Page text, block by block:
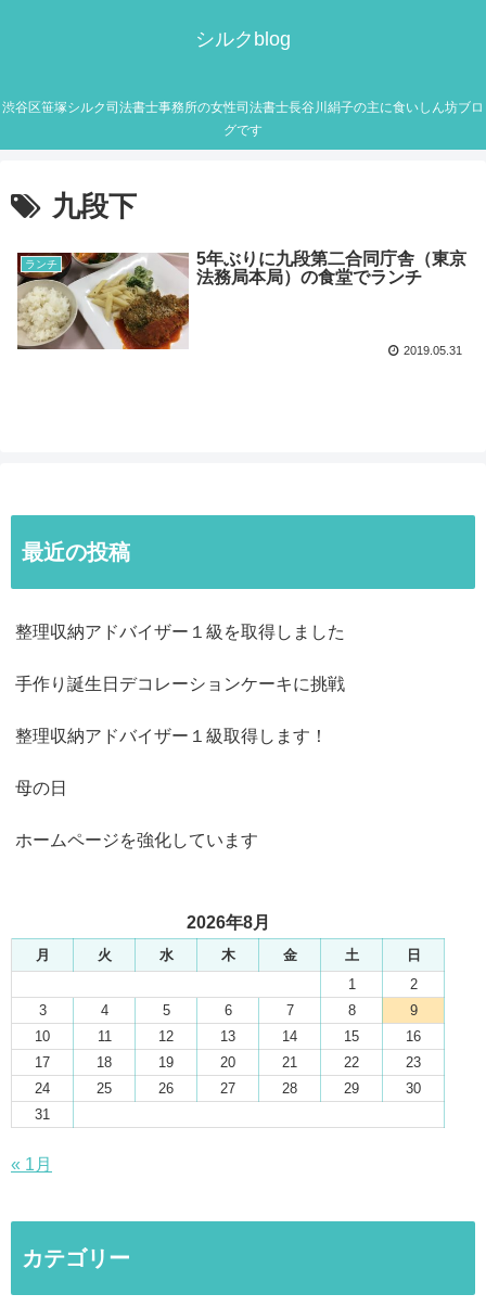
シルクblog
渋谷区笹塚シルク司法書士事務所の女性司法書士長谷川絹子の主に食いしん坊ブロ
グです
九段下
ランチ
5年ぶりに九段第二合同庁舎（東京
法務局本局）の食堂でランチ
2019.05.31
最近の投稿
整理収納アドバイザー１級を取得しました
手作り誕生日デコレーションケーキに挑戦
整理収納アドバイザー１級取得します！
母の日
ホームページを強化しています
2026年8月
月 火 水 木 金 土
日
1
2
3
4 5 6 7 8
9
10
11 12 13 14 15
16
17
18 19 20 21 22
23
24
25 26 27 28 29
30
31
« 1月
カテゴリー